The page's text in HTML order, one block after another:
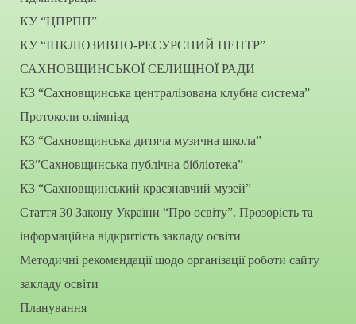
КУ “ЦПРПП”
КУ “ІНКЛЮЗИВНО-РЕСУРСНИЙ ЦЕНТР”
САХНОВЩИНСЬКОЇ СЕЛИЩНОЇ РАДИ
КЗ “Сахновщинська централізована клубна система”
Протоколи олімпіад
КЗ “Сахновщинська дитяча музична школа”
КЗ”Сахновщинська публічна бібліотека”
КЗ “Сахновщинський краєзнавчий музей”
Стаття 30 Закону України “Про освіту”. Прозорість та
інформаційна відкритість закладу освіти
Методичні рекомендації щодо організації роботи сайту
закладу освіти
Планування